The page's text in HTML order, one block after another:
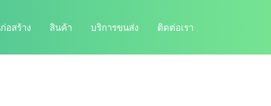
อสร้าง สินค้า บริการขนส่ง ติดต่อเรา